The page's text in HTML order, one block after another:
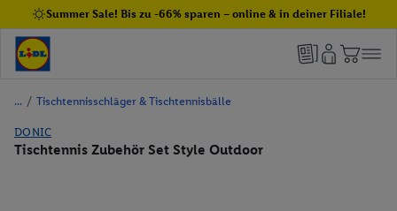
Summer Sale! Bis zu -66% sparen – online & in deiner Filiale!
/ Tischtennisschläger & Tischtennisbälle
DONIC
Tischtennis Zubehör Set Style Outdoor